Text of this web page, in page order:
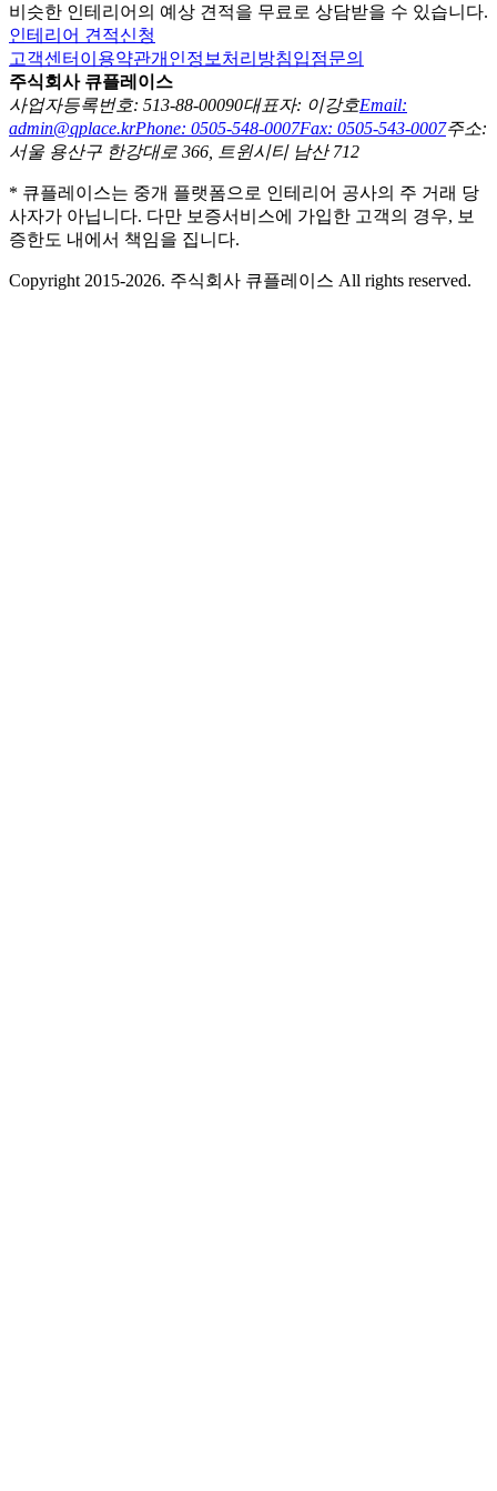
비슷한 인테리어의 예상 견적을 무료로 상담받을 수 있습니다.
인테리어 견적신청
고객센터 이용약관개인정보처리방침입점문의
주식회사 큐플레이스
사업자등록번호: 513-88-00090대표자: 이강호Email:
admin@qplace.krPhone: 0505-548-0007Fax: 0505-543-0007주소:
서울 용산구 한강대로 366, 트윈시티 남산 712
* 큐플레이스는 중개 플랫폼으로 인테리어 공사의 주 거래 당
사자가 아닙니다. 다만 보증서비스에 가입한 고객의 경우, 보
증한도 내에서 책임을 집니다.
Copyright 2015-2026. 주식회사 큐플레이스 All rights reserved.